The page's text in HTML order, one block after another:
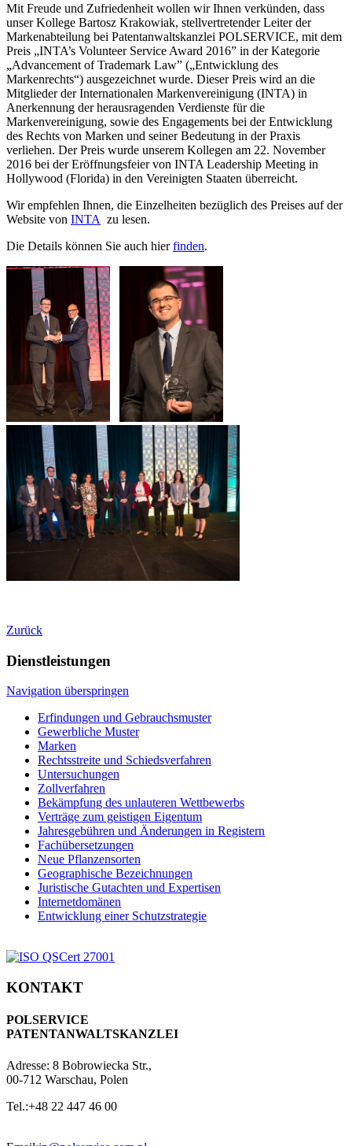
Mit Freude und Zufriedenheit wollen wir Ihnen verkünden, dass
unser Kollege Bartosz Krakowiak, stellvertretender Leiter der
Markenabteilung bei Patentanwaltskanzlei POLSERVICE, mit dem
Preis „INTA’s Volunteer Service Award 2016” in der Kategorie
„Advancement of Trademark Law” („Entwicklung des
Markenrechts“) ausgezeichnet wurde. Dieser Preis wird an die
Mitglieder der Internationalen Markenvereinigung (INTA) in
Anerkennung der herausragenden Verdienste für die
Markenvereinigung, sowie des Engagements bei der Entwicklung
des Rechts von Marken und seiner Bedeutung in der Praxis
verliehen. Der Preis wurde unserem Kollegen am 22. November
2016 bei der Eröffnungsfeier von INTA Leadership Meeting in
Hollywood (Florida) in den Vereinigten Staaten überreicht.
Wir empfehlen Ihnen, die Einzelheiten bezüglich des Preises auf der
Website von INTA zu lesen.
Die Details können Sie auch hierfinden.
Zurück
Dienstleistungen
Navigation überspringen
Erfindungen und Gebrauchsmuster
Gewerbliche Muster
Marken
Rechtsstreite und Schiedsverfahren
Untersuchungen
Zollverfahren
Bekämpfung des unlauteren Wettbewerbs
Verträge zum geistigen Eigentum
Jahresgebühren und Änderungen in Registern
Fachübersetzungen
Neue Pflanzensorten
Geographische Bezeichnungen
Juristische Gutachten und Expertisen
Internetdomänen
Entwicklung einer Schutzstrategie
KONTAKT
POLSERVICE
PATENTANWALTSKANZLEI
Adresse: 8 Bobrowiecka Str.,
00-712 Warschau, Polen
Tel.:+48 22 447 46 00